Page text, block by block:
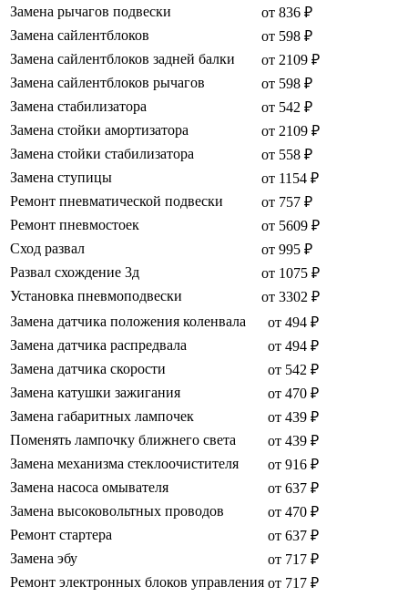
Замена рычагов подвески
от 836 ₽
Замена сайлентблоков
от 598 ₽
Замена сайлентблоков задней балки
от 2109 ₽
Замена сайлентблоков рычагов
от 598 ₽
Замена стабилизатора
от 542 ₽
Замена стойки амортизатора
от 2109 ₽
Замена стойки стабилизатора
от 558 ₽
Замена ступицы
от 1154 ₽
Ремонт пневматической подвески
от 757 ₽
Ремонт пневмостоек
от 5609 ₽
Сход развал
от 995 ₽
Развал схождение 3д
от 1075 ₽
Установка пневмоподвески
от 3302 ₽
Замена датчика положения коленвала
от 494 ₽
Замена датчика распредвала
от 494 ₽
Замена датчика скорости
от 542 ₽
Замена катушки зажигания
от 470 ₽
Замена габаритных лампочек
от 439 ₽
Поменять лампочку ближнего света
от 439 ₽
Замена механизма стеклоочистителя
от 916 ₽
Замена насоса омывателя
от 637 ₽
Замена высоковольтных проводов
от 470 ₽
Ремонт стартера
от 637 ₽
Замена эбу
от 717 ₽
Ремонт электронных блоков управления от 717 ₽